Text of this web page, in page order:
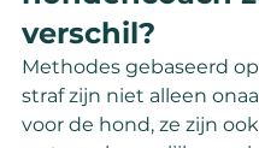
verschil?
Methodes gebaseerd
straf zijn niet alleen
voor de hond, ze zijn ook